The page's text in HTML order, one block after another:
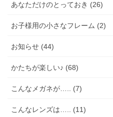
あなただけのとっておき (26)
お子様用の小さなフレーム (2)
お知らせ (44)
かたちが楽しい♪ (68)
こんなメガネが….. (7)
こんなレンズは….. (11)